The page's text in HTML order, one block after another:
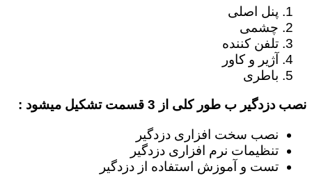
پنل اصلی
چشمی
تلفن کننده
آژیر و کاور
باطری
نصب دزدگیر ب طور کلی از 3 قسمت تشکیل میشود :
نصب سخت افزاری دزدگیر
تنظیمات نرم افزاری دزدگیر
تست و آموزش استفاده از دزدگیر